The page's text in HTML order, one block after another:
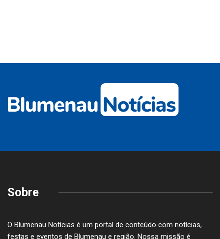
Sobre
O Blumenau Notícias é um portal de conteúdo com notícias,
festas e eventos de Blumenau e região. Nossa missão é